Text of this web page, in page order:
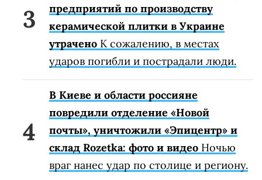
предприятий по производству
керамической плитки в Украине
утрачено К сожалению, в местах
ударов погибли и пострадали люди.
В Киеве и области россияне
повредили отделение «Новой
почты», уничтожили «Эпицентр» и
склад Rozetka: фото и видео Ночью
враг нанес удар по столице и региону.